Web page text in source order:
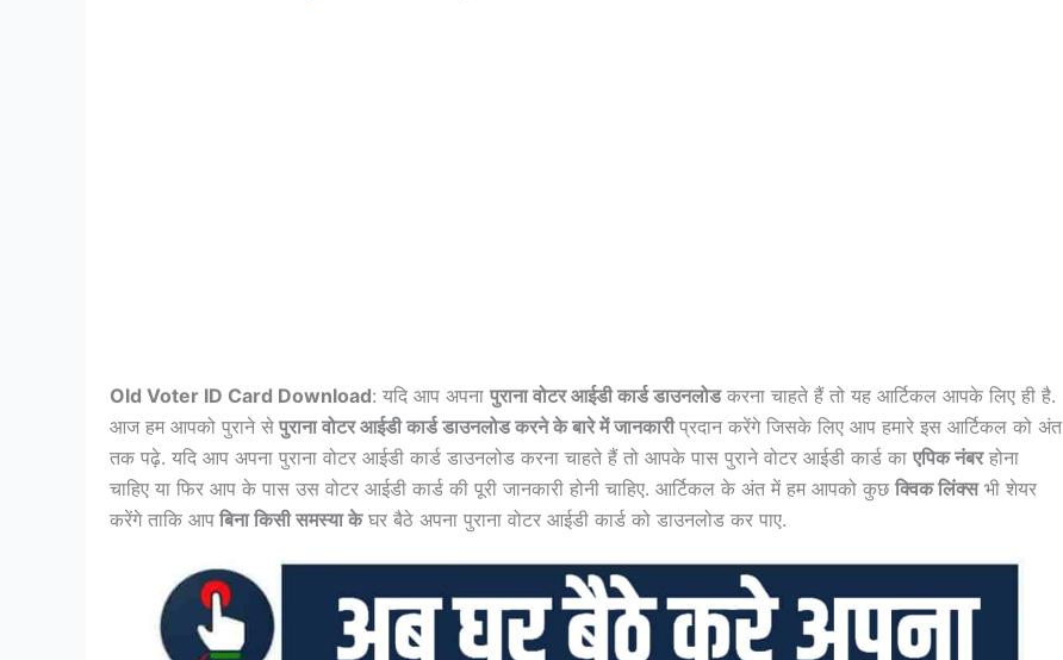
Old Voter ID Card Download: यदि आप अपना पुराना वोटर आईडी कार्ड डाउनलोडकरना चाहते हैं तो यह आर्टिकल आपके लिए ही है.
आज हम आपको पुराने से पुराना वोटर आईडी कार्ड डाउनलोड करने के बारे में जानकारीप्रदान करेंगे जिसके लिए आप हमारे इस आर्टिकल को अंत
तक पढ़े. यदि आप अपना पुराना वोटर आईडी कार्ड डाउनलोड करना चाहते हैं तो आपके पास पुराने वोटर आईडी कार्ड का एपिक नंबरहोना
चाहिए या फिर आप के पास उस वोटर आईडी कार्ड की पूरी जानकारी होनी चाहिए. आर्टिकल के अंत में हम आपको कुछ क्विक लिंक्सभी शेयर
करेंगे ताकि आप बिना किसी समस्या केघर बैठे अपना पुराना वोटर आईडी कार्ड को डाउनलोड कर पाए.